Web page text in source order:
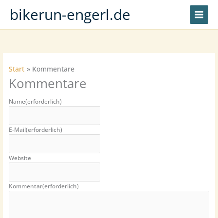
Inhalt
springen
bikerun-engerl.de
Start Kommentare
Kommentare
Name(erforderlich)
E-Mail(erforderlich)
Website
Kommentar(erforderlich)